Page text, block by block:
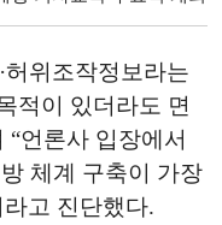
허위조작정보라는
적이 있더라도 면
“언론사 입장에서
체계 구축이 가장
고 진단했다.